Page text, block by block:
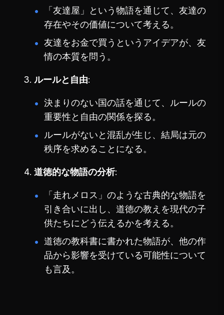
「友達屋」という物語を通じて、友達の
存在やその価値について考える。
友達をお金で買うというアイデアが、友
情の本質を問う。
ルールと自由
決まりのない国の話を通じて、ルールの
重要性と自由の関係を探る。
ルールがないと混乱が生じ、結局は元の
秩序を求めることになる。
道徳的な物語の分析
「走れメロス」のような古典的な物語を
引き合いに出し、道徳の教えを現代の子
供たちにどう伝えるかを考える。
道徳の教科書に書かれた物語が、他の作
品から影響を受けている可能性について
も言及。